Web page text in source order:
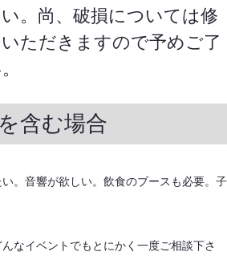
。尚、破損については修
ただきますので予めご了
含む場合
。音響が欲しい。飲食のブースも必要。子
なイベントでもとにかく一度ご相談下さ